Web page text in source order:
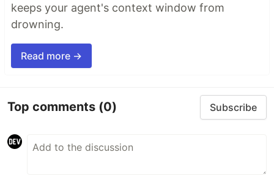
keeps your agent's context window from
drowning.
Read more →
Top comments (0) Subscribe